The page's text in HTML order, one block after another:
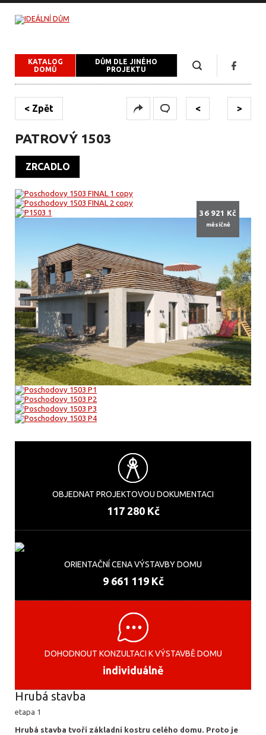
KATALOG
DOMŮ
DŮM DLE JINÉHO
PROJEKTU
>
<
< Zpět
PATROVÝ 1503
ZRCADLO
36 921 Kč
měsíčně
OBJEDNAT PROJEKTOVOU DOKUMENTACI
117 280 Kč
ORIENTAČNÍ CENA VÝSTAVBY DOMU
9 661 119 Kč
DOHODNOUT KONZULTACI K VÝSTAVBĚ DOMU
individuálně
Hrubá stavba
etapa 1
Hrubá stavba tvoří základní kostru celého domu. Proto je